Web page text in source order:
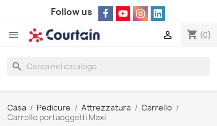
Follow us
 shopping_cart (0)

search
Casa Pedicure Attrezzatura
Carrello
Carrello portaoggetti Maxi